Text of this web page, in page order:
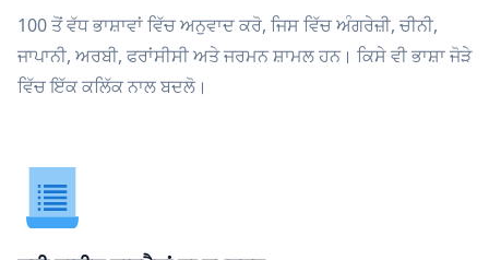
100 ਤੋਂ ਵੱਧ ਭਾਸ਼ਾਵਾਂ ਵਿੱਚ ਅਨੁਵਾਦ ਕਰੋ, ਜਿਸ ਵਿੱਚ ਅੰਗਰੇਜ਼ੀ, ਚੀਨੀ,
ਜਾਪਾਨੀ, ਅਰਬੀ, ਫਰਾਂਸੀਸੀ ਅਤੇ ਜਰਮਨ ਸ਼ਾਮਲ ਹਨ। ਕਿਸੇ ਵੀ ਭਾਸ਼ਾ ਜੋੜੇ
ਵਿੱਚ ਇੱਕ ਕਲਿੱਕ ਨਾਲ ਬਦਲੋ।